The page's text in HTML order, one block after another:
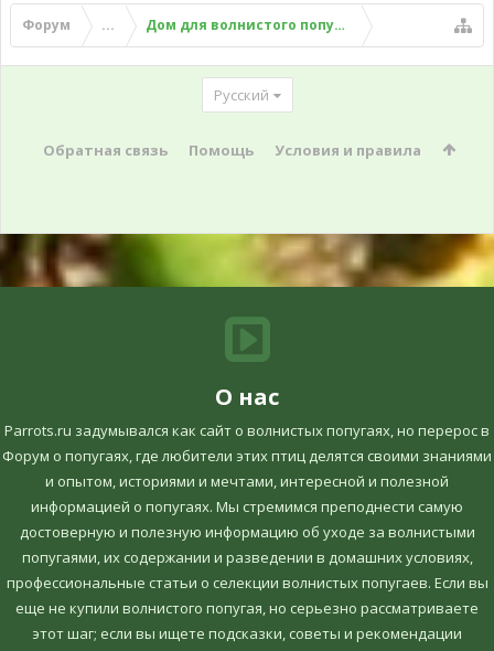
Форум ... Дом для волнистого попугая
Русский
Обратная связь Помощь Условия и правила
О нас
Parrots.ru задумывался как сайт о волнистых попугаях, но перерос в
Форум о попугаях, где любители этих птиц делятся своими знаниями
и опытом, историями и мечтами, интересной и полезной
информацией о попугаях. Мы стремимся преподнести самую
достоверную и полезную информацию об уходе за волнистыми
попугаями, их содержании и разведении в домашних условиях,
профессиональные статьи о селекции волнистых попугаев. Если вы
еще не купили волнистого попугая, но серьезно рассматриваете
этот шаг; если вы ищете подсказки, советы и рекомендации